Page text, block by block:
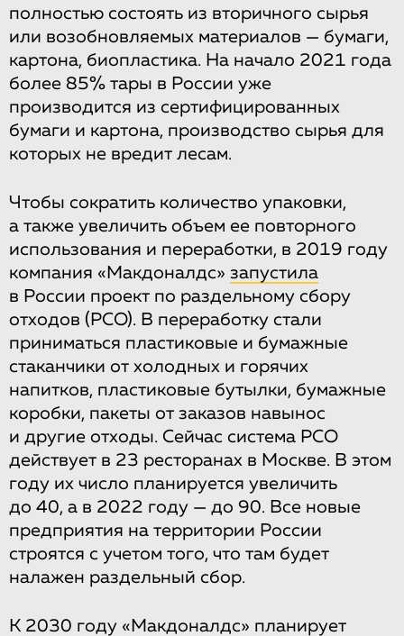
полностью состоять из вторичного сырья
или возобновляемых материалов — бумаги,
картона, биопластика. На начало 2021 года
более 85% тары в России уже
производится из сертифицированных
бумаги и картона, производство сырья для
которых не вредит лесам.
Чтобы сократить количество упаковки,
а также увеличить объем ее повторного
использования и переработки, в 2019 году
компания «Макдоналдс» запустила
в России проект по раздельному сбору
отходов (РСО). В переработку стали
приниматься пластиковые и бумажные
стаканчики от холодных и горячих
напитков, пластиковые бутылки, бумажные
коробки, пакеты от заказов навынос
и другие отходы. Сейчас система РСО
действует в 23 ресторанах в Москве. В этом
году их число планируется увеличить
до 40, а в 2022 году — до 90. Все новые
предприятия на территории России
строятся с учетом того, что там будет
налажен раздельный сбор.
К 2030 году «Макдоналдс» планирует